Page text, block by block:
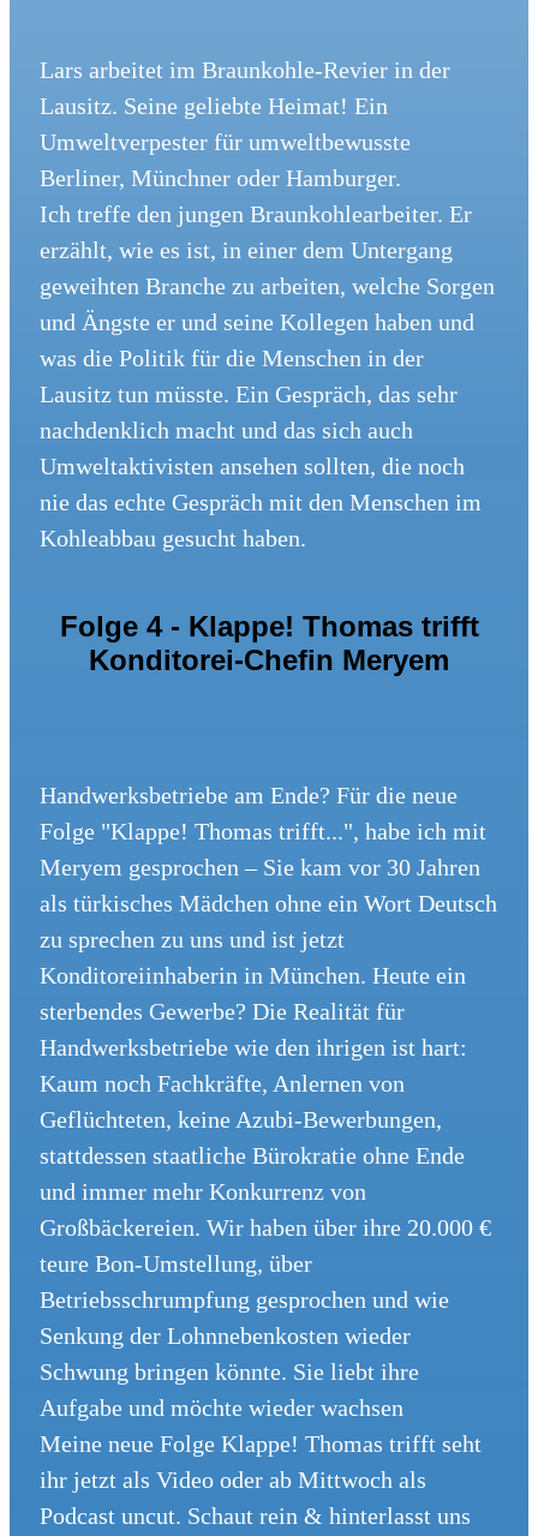
Lars arbeitet im Braunkohle-Revier in der
Lausitz. Seine geliebte Heimat! Ein
Umweltverpester für umweltbewusste
Berliner, Münchner oder Hamburger.
Ich treffe den jungen Braunkohlearbeiter. Er
erzählt, wie es ist, in einer dem Untergang
geweihten Branche zu arbeiten, welche Sorgen
und Ängste er und seine Kollegen haben und
was die Politik für die Menschen in der
Lausitz tun müsste. Ein Gespräch, das sehr
nachdenklich macht und das sich auch
Umweltaktivisten ansehen sollten, die noch
nie das echte Gespräch mit den Menschen im
Kohleabbau gesucht haben.
Folge 4 - Klappe! Thomas trifft
Konditorei-Chefin Meryem
Handwerksbetriebe am Ende? Für die neue
Folge "Klappe! Thomas trifft...", habe ich mit
Meryem gesprochen – Sie kam vor 30 Jahren
als türkisches Mädchen ohne ein Wort Deutsch
zu sprechen zu uns und ist jetzt
Konditoreiinhaberin in München. Heute ein
sterbendes Gewerbe? Die Realität für
Handwerksbetriebe wie den ihrigen ist hart:
Kaum noch Fachkräfte, Anlernen von
Geflüchteten, keine Azubi-Bewerbungen,
stattdessen staatliche Bürokratie ohne Ende
und immer mehr Konkurrenz von
Großbäckereien. Wir haben über ihre 20.000 €
teure Bon-Umstellung, über
Betriebsschrumpfung gesprochen und wie
Senkung der Lohnnebenkosten wieder
Schwung bringen könnte. Sie liebt ihre
Aufgabe und möchte wieder wachsen
Meine neue Folge Klappe! Thomas trifft seht
ihr jetzt als Video oder ab Mittwoch als
Podcast uncut. Schaut rein & hinterlasst uns